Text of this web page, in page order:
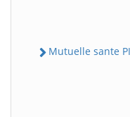
Mutuelle sante